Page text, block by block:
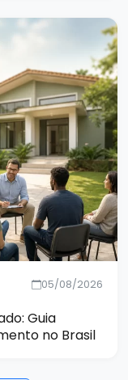
05/08/2026
Guia
no Brasil